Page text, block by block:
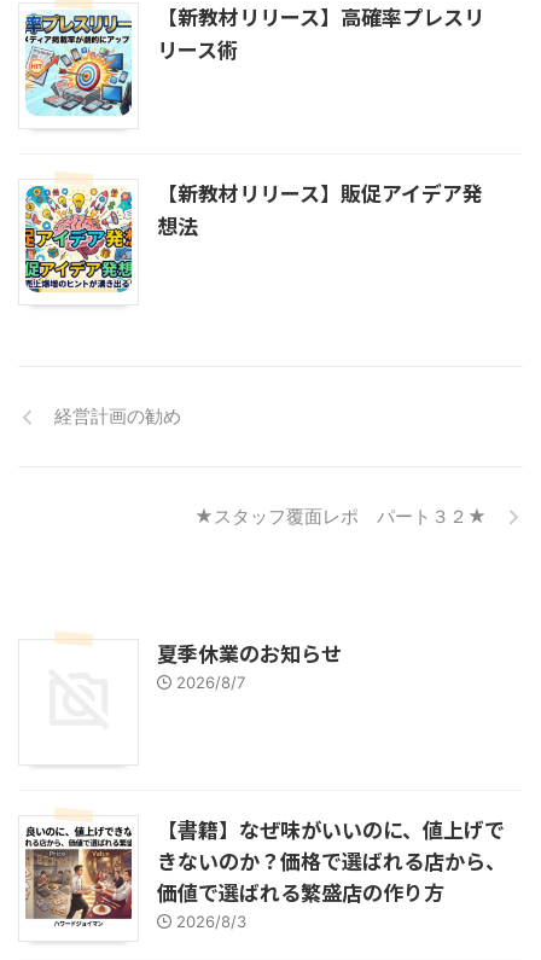
【新教材リリース】高確率プレスリ
リース術
【新教材リリース】販促アイデア発
想法
経営計画の勧め
★スタッフ覆面レポ パート３２★
夏季休業のお知らせ
2026/8/7
【書籍】なぜ味がいいのに、値上げで
きないのか？価格で選ばれる店から、
価値で選ばれる繁盛店の作り方
2026/8/3